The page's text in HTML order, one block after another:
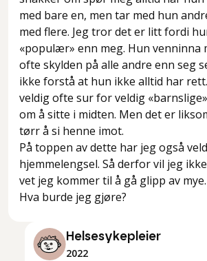
med bare en, men tar med hun
med flere. Jeg tror det er litt fordi
«populær» enn meg. Hun venninna
ofte skylden på alle andre enn seg
ikke forstå at hun ikke alltid har
veldig ofte sur for veldig
om å sitte i midten. Men det er
tørr å si henne imot.
På toppen av dette har jeg også
hjemmelengsel. Så derfor vil jeg
vet jeg kommer til å gå glipp av
Hva burde jeg gjøre?
Helsesykepleier
2022